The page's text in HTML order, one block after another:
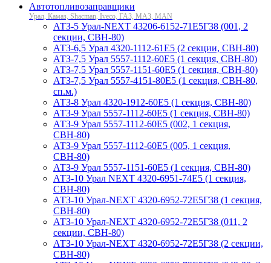
Автотопливозаправщики
Урал, Камаз, Shacman, Iveco, ГАЗ, МАЗ, MAN
АТЗ-5 Урал-NEXT 43206-6152-71Е5Г38 (001, 2
секции, СВН-80)
АТЗ-6,5 Урал 4320-1112-61Е5 (2 секции, СВН-80)
АТЗ-7,5 Урал 5557-1112-60Е5 (1 секция, СВН-80)
АТЗ-7,5 Урал 5557-1151-60Е5 (1 секция, СВН-80)
АТЗ-7,5 Урал 5557-4151-80Е5 (1 секция, СВН-80,
сп.м.)
АТЗ-8 Урал 4320-1912-60Е5 (1 секция, СВН-80)
АТЗ-9 Урал 5557-1112-60Е5 (1 секция, СВН-80)
АТЗ-9 Урал 5557-1112-60Е5 (002, 1 секция,
СВН-80)
АТЗ-9 Урал 5557-1112-60Е5 (005, 1 секция,
СВН-80)
АТЗ-9 Урал 5557-1151-60Е5 (1 секция, СВН-80)
АТЗ-10 Урал NEXT 4320-6951-74Е5 (1 секция,
СВН-80)
АТЗ-10 Урал-NEXT 4320-6952-72Е5Г38 (1 секция,
СВН-80)
АТЗ-10 Урал-NEXT 4320-6952-72Е5Г38 (011, 2
секции, СВН-80)
АТЗ-10 Урал-NEXT 4320-6952-72Е5Г38 (2 секции,
СВН-80)